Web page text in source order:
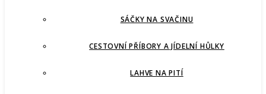
SÁČKY NA SVAČINU
CESTOVNÍ PŘÍBORY A JÍDELNÍ HŮLKY
LAHVE NA PITÍ